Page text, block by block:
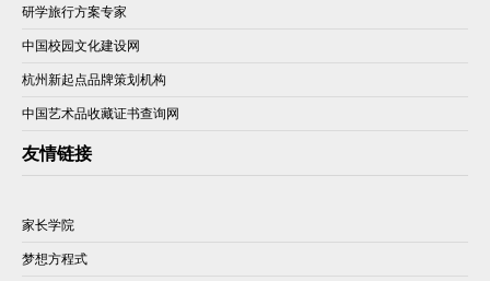
研学旅行方案专家
中国校园文化建设网
杭州新起点品牌策划机构
中国艺术品收藏证书查询网
友情链接
家长学院
梦想方程式